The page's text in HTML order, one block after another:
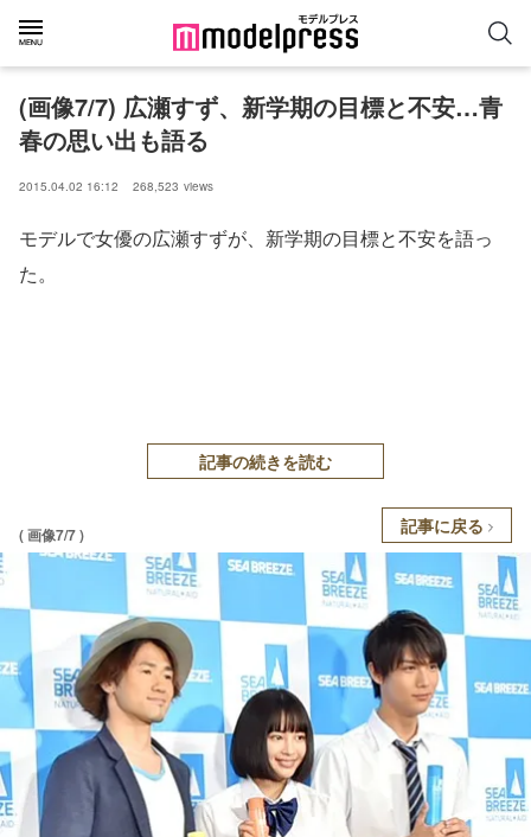
(画像7/7) 広瀬すず、新学期の目標と不安…青
春の思い出も語る
2015.04.02 16:12 268,523 views
モデルで女優の広瀬すずが、新学期の目標と不安を語っ
た。
記事の続きを読む
( 画像7/7 ) 記事に戻る